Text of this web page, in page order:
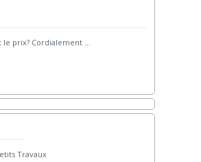
le prix? Cordialement
Travaux